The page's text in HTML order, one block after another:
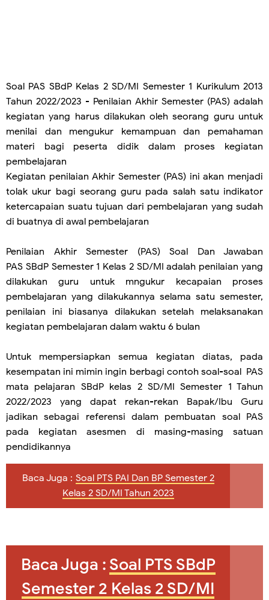
Soal PAS SBdP Kelas 2 SD/MI Semester 1 Kurikulum 2013
Tahun 2022/2023 - Penilaian Akhir Semester (PAS) adalah
kegiatan yang harus dilakukan oleh seorang guru untuk
menilai dan mengukur kemampuan dan pemahaman
materi bagi peserta didik dalam proses kegiatan
pembelajaran
Kegiatan penilaian Akhir Semester (PAS) ini akan menjadi
tolak ukur bagi seorang guru pada salah satu indikator
ketercapaian suatu tujuan dari pembelajaran yang sudah
di buatnya di awal pembelajaran
Penilaian Akhir Semester (PAS) Soal Dan Jawaban
PAS SBdPSemester 1 Kelas 2 SD/MI adalah penilaian yang
dilakukan guru untuk mngukur kecapaian proses
pembelajaran yang dilakukannya selama satu semester,
penilaian ini biasanya dilakukan setelah melaksanakan
kegiatan pembelajaran dalam waktu 6 bulan
Untuk mempersiapkan semua kegiatan diatas, pada
kesempatan ini mimin ingin berbagi contoh soal-soal PAS
mata pelajaran SBdP kelas 2 SD/MI Semester 1 Tahun
2022/2023 yang dapat rekan-rekan Bapak/Ibu Guru
jadikan sebagai referensi dalam pembuatan soal PAS
pada kegiatan asesmen di masing-masing satuan
pendidikannya
Baca Juga : Soal PTS PAI Dan BP Semester 2
Kelas 2 SD/MI Tahun 2023
Baca Juga : Soal PTS SBdP
Semester 2 Kelas 2 SD/MI